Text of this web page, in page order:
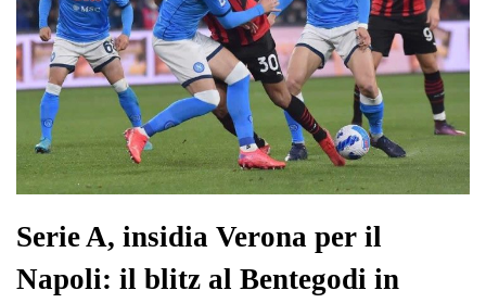
Serie A, insidia Verona per il
Napoli: il blitz al Bentegodi in